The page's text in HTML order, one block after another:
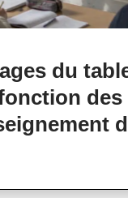
du